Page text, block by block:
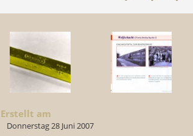
Erstellt am
Donnerstag 28 Juni 2007